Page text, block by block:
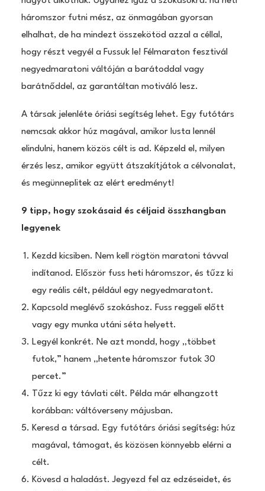
háromszor futni mész, az önmagában gyorsan
elhalhat, de ha mindezt összekötöd azzal a céllal,
hogy részt vegyél a Fussuk le! Félmaraton fesztivál
negyedmaratoni váltóján a barátoddal vagy
barátnőddel, az garantáltan motiváló lesz.
A társak jelenléte óriási segítség lehet. Egy futótárs
nemcsak akkor húz magával, amikor lusta lennél
elindulni, hanem közös célt is ad. Képzeld el, milyen
érzés lesz, amikor együtt átszakítjátok a célvonalat,
és megünneplitek az elért eredményt!
9 tipp, hogy szokásaid és céljaid összhangban
legyenek
Kezdd kicsiben. Nem kell rögtön maratoni távval
indítanod. Először fuss heti háromszor, és tűzz ki
egy reális célt, például egy negyedmaratont.
Kapcsold meglévő szokáshoz. Fuss reggeli előtt
vagy egy munka utáni séta helyett.
Legyél konkrét. Ne azt mondd, hogy „többet
futok,” hanem „hetente háromszor futok 30
percet.”
Tűzz ki egy távlati célt. Példa már elhangzott
korábban: váltóverseny májusban.
Keresd a társad. Egy futótárs óriási segítség: húz
magával, támogat, és közösen könnyebb elérni a
célt.
Kövesd a haladást. Jegyezd fel az edzéseidet, és